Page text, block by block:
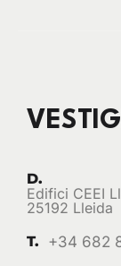
D.
Edifici CEEI
25192 Lleida
T. +34 682